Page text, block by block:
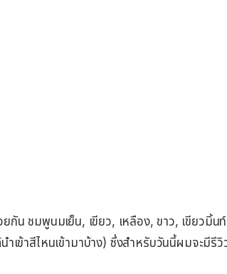
กัน ชมพูนมเย็น, เขียว, เหลือง, ขาว, เขียวมิ้น
ำเข้าสีไหนเข้ามาบ้าง) ซึ่งสำหรับวันนี้ผมจะมีรี